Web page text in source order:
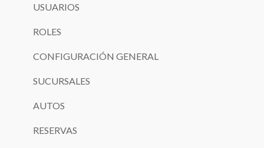
USUARIOS
ROLES
CONFIGURACIÓN GENERAL
SUCURSALES
AUTOS
RESERVAS